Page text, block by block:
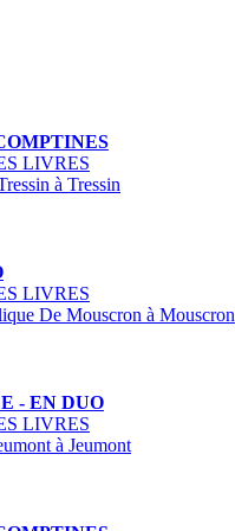
LIVRES
à Tressin
LIVRES
De Mouscron à Mouscron
- EN DUO
LIVRES
à Jeumont